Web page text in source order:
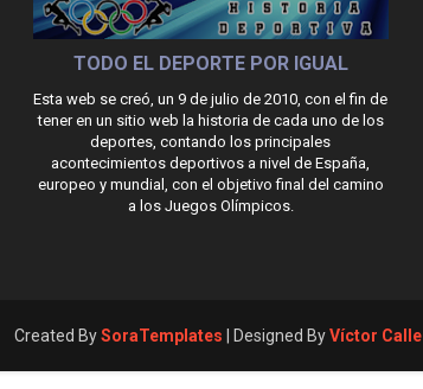
TODO EL DEPORTE POR IGUAL
Esta web se creó, un 9 de julio de 2010, con el fin de
tener en un sitio web la historia de cada uno de los
deportes, contando los principales
acontecimientos deportivos a nivel de España,
europeo y mundial, con el objetivo final del camino
a los Juegos Olímpicos.
Created BySoraTemplates | Designed ByVíctor Calle